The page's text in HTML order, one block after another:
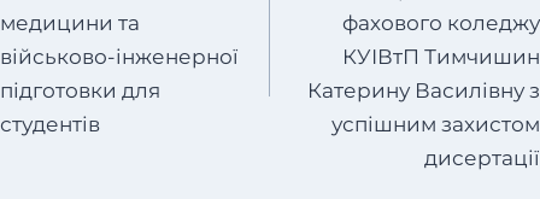
медицини та
військово-інженерної
підготовки для
студентів
фахового коледжу
КУІВтП Тимчишин
Катерину Василівну з
успішним захистом
дисертації